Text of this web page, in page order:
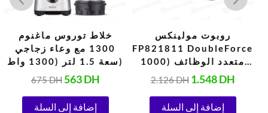
خلاط توروس ماغنوم
1300 مع وعاء زجاجي
سعة 1.5 لتر (1300 واط)
675DH563DH
إضافة إلى السلة
روبوت مولينكس
FP821811 DoubleForce
متعدد الوظائف (1000
2.126DH 1.548DH
إضافة إلى السلة